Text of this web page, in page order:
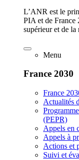
L’ANR est le
PIA et de France
supérieur et de la
Menu
France 2030
France
Actualités
(PEPR)
Appels en
Appels à
Actions et
Suivi et